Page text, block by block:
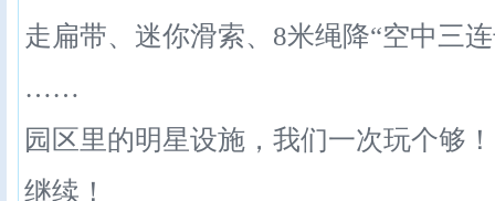
走扁带、迷你滑索、8米绳降“空中三
……
园区里的明星设施，我们一次玩个够！
继续！